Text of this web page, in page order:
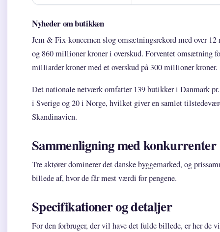
Nyheder om butikken
Jem & Fix-koncernen slog omsætningsrekord med over
og 860 millioner kroner i overskud. Forventet omsætning
milliarder kroner med et overskud på 300 millioner kroner.
Det nationale netværk omfatter 139 butikker i Danmark
i Sverige og 20 i Norge, hvilket giver en samlet
Skandinavien.
Sammenligning med konkurrenter
Tre aktører dominerer det danske byggemarked, og
billede af, hvor de får mest værdi for pengene.
Specifikationer og detaljer
For den forbruger, der vil have det fulde billede, er her de